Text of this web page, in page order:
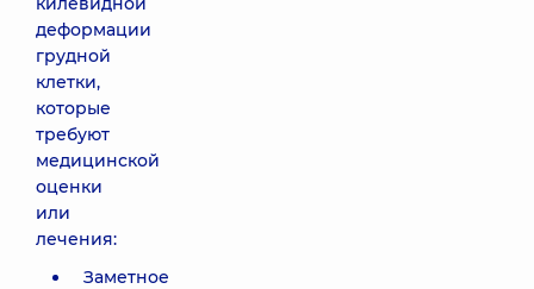
деформации
грудной
клетки,
которые
требуют
медицинской
оценки
или
лечения:
Заметное